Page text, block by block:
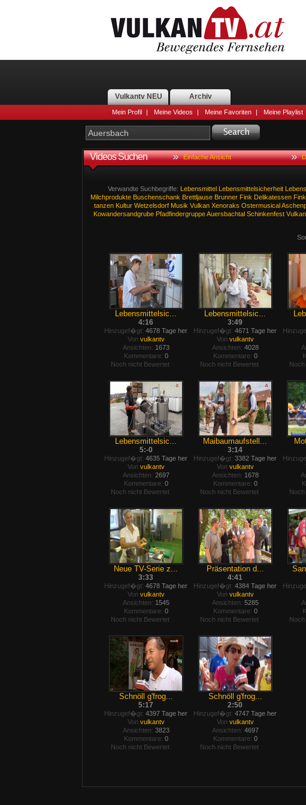
Vulkantv NEU Archiv
Mein Profil | Meine Videos | Meine Favoriten | Meine Playlist
Videos Suchen Einfache Ansicht
Verwandte Suchbegriffe: Lebensmittel Lebensmittelsicherheit
Milchprodukte Buschenschank Brettljause Brunner Fink Delikatessen
tanzen Kultur Wetzelsdorf Musik Vulkan Xenoraks Ostermusical
Kowandersandgrube Pfadfindergruppe Auersbachtal Schinkenfest
Lebensmittelsic...
4:16
Hinzugef�gt: 4678 Tage her
Von vulkantv
Ansichten: 1673
Kommentare: 0
Noch nicht Bewertet
Lebensmittelsic...
3:49
Hinzugef�gt: 4671 Tage her
Von vulkantv
Ansichten: 4028
Kommentare: 0
Noch nicht Bewertet
Lebensmittelsic...
5:-0
Hinzugef�gt: 4635 Tage her
Von vulkantv
Ansichten: 2697
Kommentare: 0
Noch nicht Bewertet
Maibaumaufstell...
3:14
Hinzugef�gt: 3382 Tage her
Von vulkantv
Ansichten: 1678
Kommentare: 0
Noch nicht Bewertet
Neue TV-Serie z...
3:33
Hinzugef�gt: 4678 Tage her
Von vulkantv
Ansichten: 1545
Kommentare: 0
Noch nicht Bewertet
Präsentation d...
4:41
Hinzugef�gt: 4384 Tage her
Von vulkantv
Ansichten: 5285
Kommentare: 0
Noch nicht Bewertet
Schnöll g'frog...
5:17
Hinzugef�gt: 4397 Tage her
Von vulkantv
Ansichten: 3823
Kommentare: 0
Noch nicht Bewertet
Schnöll g'frog...
2:50
Hinzugef�gt: 4747 Tage her
Von vulkantv
Ansichten: 4697
Kommentare: 0
Noch nicht Bewertet